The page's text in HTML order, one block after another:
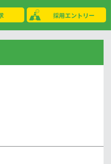
採用エントリー